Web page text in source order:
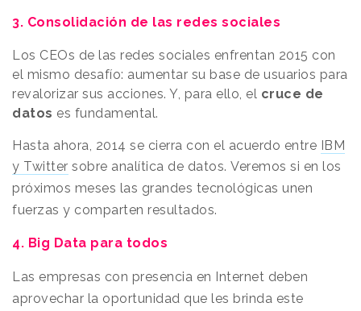
3. Consolidación de las redes sociales
Los CEOs de las redes sociales enfrentan 2015 con
el mismo desafío: aumentar su base de usuarios para
revalorizar sus acciones. Y, para ello, el cruce de
datos es fundamental.
Hasta ahora, 2014 se cierra con el acuerdo entre IBM
y Twitter sobre analítica de datos. Veremos si en los
próximos meses las grandes tecnológicas unen
fuerzas y comparten resultados.
4. Big Data para todos
Las empresas con presencia en Internet deben
aprovechar la oportunidad que les brinda este